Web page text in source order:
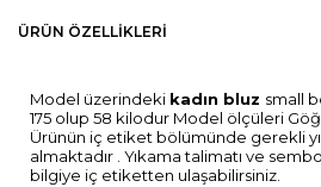
ÜRÜN ÖZELLIKLERI
Model üzerindeki kadın bluz small
175 olup 58 kilodur Model ölçüleri
Ürünün iç etiket bölümünde gerekli
almaktadır . Yıkama talimatı ve
bilgiye iç etiketten ulaşabilirsiniz.